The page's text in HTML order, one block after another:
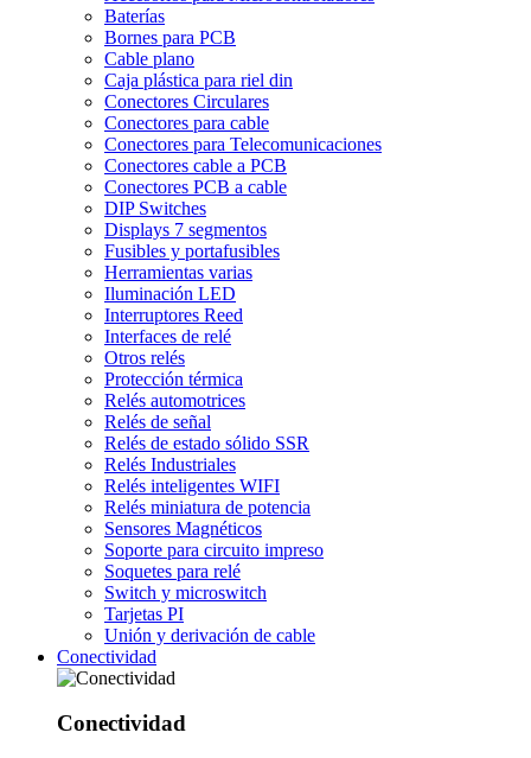
Baterías
Bornes para PCB
Cable plano
Caja plástica para riel din
Conectores Circulares
Conectores para cable
Conectores para Telecomunicaciones
Conectores cable a PCB
Conectores PCB a cable
DIP Switches
Displays 7 segmentos
Fusibles y portafusibles
Herramientas varias
Iluminación LED
Interruptores Reed
Interfaces de relé
Otros relés
Protección térmica
Relés automotrices
Relés de señal
Relés de estado sólido SSR
Relés Industriales
Relés inteligentes WIFI
Relés miniatura de potencia
Sensores Magnéticos
Soporte para circuito impreso
Soquetes para relé
Switch y microswitch
Tarjetas PI
Unión y derivación de cable
Conectividad
Conectividad